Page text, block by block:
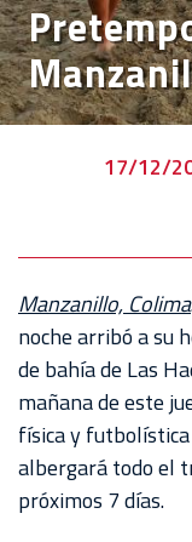
VENTA
DE
BOLETOS
CHIVABONOS
REBAÑO
CHIVAS
TIENDA
CHIVAS
CHIVASTV
17/12/
Manzanillo, Colima
noche arribó a su
de bahía de Las
mañana de este
física y
albergará todo el
próximos 7 días.